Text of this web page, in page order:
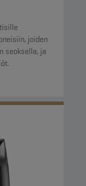
joiden
seoksella, ja